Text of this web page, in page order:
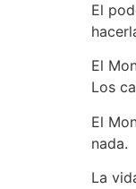
El
El
Los
El
nada.
La